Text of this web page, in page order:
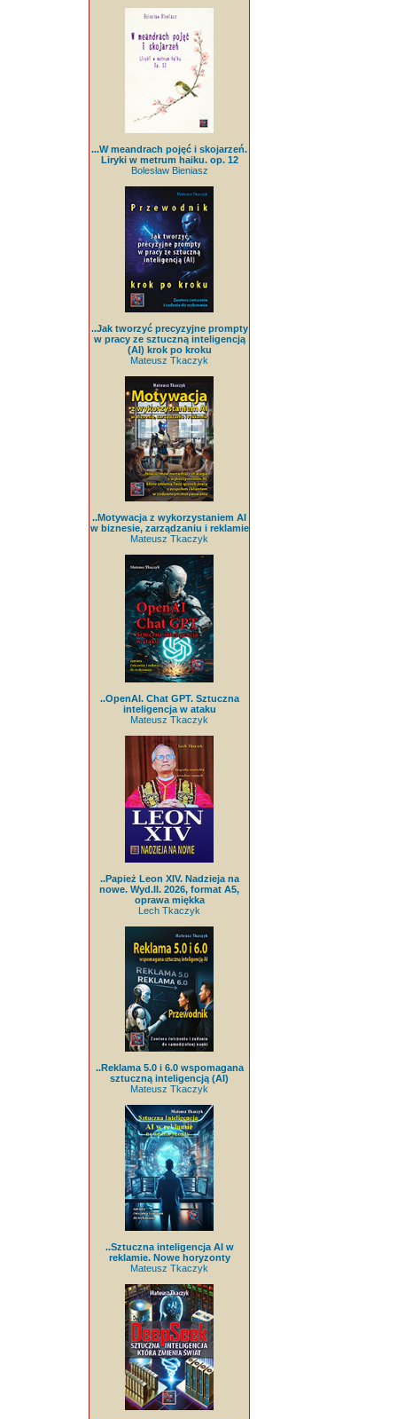
...W meandrach pojęć i skojarzeń.
Liryki w metrum haiku. op. 12
Bolesław Bieniasz
..Jak tworzyć precyzyjne prompty
w pracy ze sztuczną inteligencją
(AI) krok po kroku
Mateusz Tkaczyk
..Motywacja z wykorzystaniem AI
w biznesie, zarządzaniu i reklamie
Mateusz Tkaczyk
..OpenAI. Chat GPT. Sztuczna
inteligencja w ataku
Mateusz Tkaczyk
..Papież Leon XIV. Nadzieja na
nowe. Wyd.II. 2026, format A5,
oprawa miękka
Lech Tkaczyk
..Reklama 5.0 i 6.0 wspomagana
sztuczną inteligencją (AI)
Mateusz Tkaczyk
..Sztuczna inteligencja AI w
reklamie. Nowe horyzonty
Mateusz Tkaczyk